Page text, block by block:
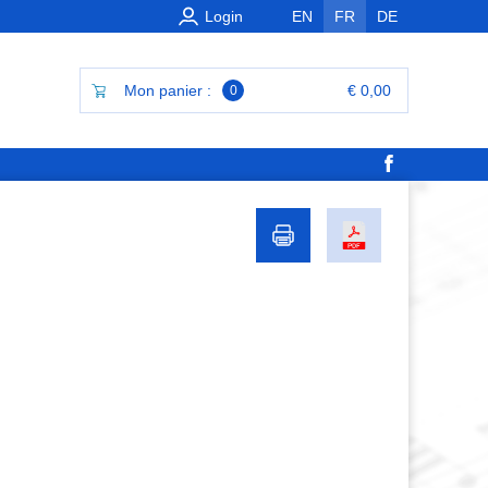
EN FR DE
Login
Mon panier : 0 € 0,00